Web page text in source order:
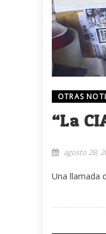
OTRAS
“La
agosto 28,
Una llamada